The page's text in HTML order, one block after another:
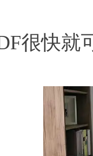
快就可